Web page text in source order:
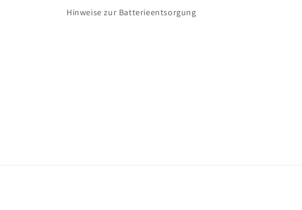
Hinweise zur Batterieentsorgung